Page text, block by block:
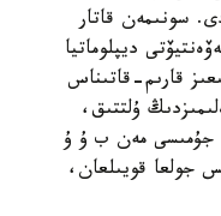
سونىمەن قاتار
ديپلوماتيا
قارىم-قاتىناس
ۇلتتىق،
جۇمىسى مەن ب ۇ ۇ
جولعا قويىلعان،